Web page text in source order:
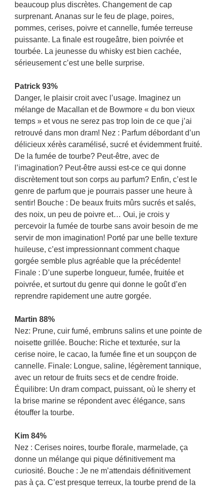
beaucoup plus discrètes. Changement de cap
surprenant. Ananas sur le feu de plage, poires,
pommes, cerises, poivre et cannelle, fumée terreuse
puissante. La finale est rougeâtre, bien poivrée et
tourbée. La jeunesse du whisky est bien cachée,
sérieusement c’est une belle surprise.
Patrick 93%
Danger, le plaisir croit avec l’usage. Imaginez un
mélange de Macallan et de Bowmore « du bon vieux
temps » et vous ne serez pas trop loin de ce que j’ai
retrouvé dans mon dram! Nez : Parfum débordant d’un
délicieux xérès caramélisé, sucré et évidemment fruité.
De la fumée de tourbe? Peut-être, avec de
l’imagination? Peut-être aussi est-ce ce qui donne
discrètement tout son corps au parfum? Enfin, c’est le
genre de parfum que je pourrais passer une heure à
sentir! Bouche : De beaux fruits mûrs sucrés et salés,
des noix, un peu de poivre et… Oui, je crois y
percevoir la fumée de tourbe sans avoir besoin de me
servir de mon imagination! Porté par une belle texture
huileuse, c’est impressionnant comment chaque
gorgée semble plus agréable que la précédente!
Finale : D’une superbe longueur, fumée, fruitée et
poivrée, et surtout du genre qui donne le goût d’en
reprendre rapidement une autre gorgée.
Martin 88%
Nez: Prune, cuir fumé, embruns salins et une pointe de
noisette grillée. Bouche: Riche et texturée, sur la
cerise noire, le cacao, la fumée fine et un soupçon de
cannelle. Finale: Longue, saline, légèrement tannique,
avec un retour de fruits secs et de cendre froide.
Équilibre: Un dram compact, puissant, où le sherry et
la brise marine se répondent avec élégance, sans
étouffer la tourbe.
Kim 84%
Nez : Cerises noires, tourbe florale, marmelade, ça
donne un mélange qui pique définitivement ma
curiosité. Bouche : Je ne m’attendais définitivement
pas à ça. C’est presque terreux, la tourbe prend de la